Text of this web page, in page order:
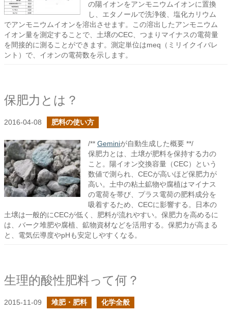
の陽イオンをアンモニウムイオンに置換
し、エタノールで洗浄後、塩化カリウム
でアンモニウムイオンを溶出させます。この溶出したアンモニウム
イオン量を測定することで、土壌のCEC、つまりマイナスの電荷量
を間接的に測ることができます。測定単位はmeq（ミリイクイバレ
ント）で、イオンの電荷数を示します。
保肥力とは？
2016-04-08 肥料の使い方
/** Geminiが自動生成した概要 **/
保肥力とは、土壌が肥料を保持する力の
こと。陽イオン交換容量（CEC）という
数値で測られ、CECが高いほど保肥力が
高い。土中の粘土鉱物や腐植はマイナス
の電荷を帯び、プラス電荷の肥料成分を
吸着するため、CECに影響する。日本の
土壌は一般的にCECが低く、肥料が流れやすい。保肥力を高めるに
は、バーク堆肥や腐植、鉱物資材などを活用する。保肥力が高まる
と、電気伝導度やpHも安定しやすくなる。
生理的酸性肥料って何？
2015-11-09 堆肥・肥料 化学全般